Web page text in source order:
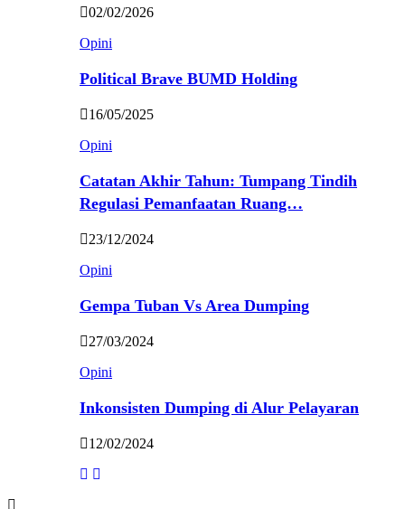
02/02/2026
Opini
Political Brave BUMD Holding
16/05/2025
Opini
Catatan Akhir Tahun: Tumpang Tindih
Regulasi Pemanfaatan Ruang…
23/12/2024
Opini
Gempa Tuban Vs Area Dumping
27/03/2024
Opini
Inkonsisten Dumping di Alur Pelayaran
12/02/2024